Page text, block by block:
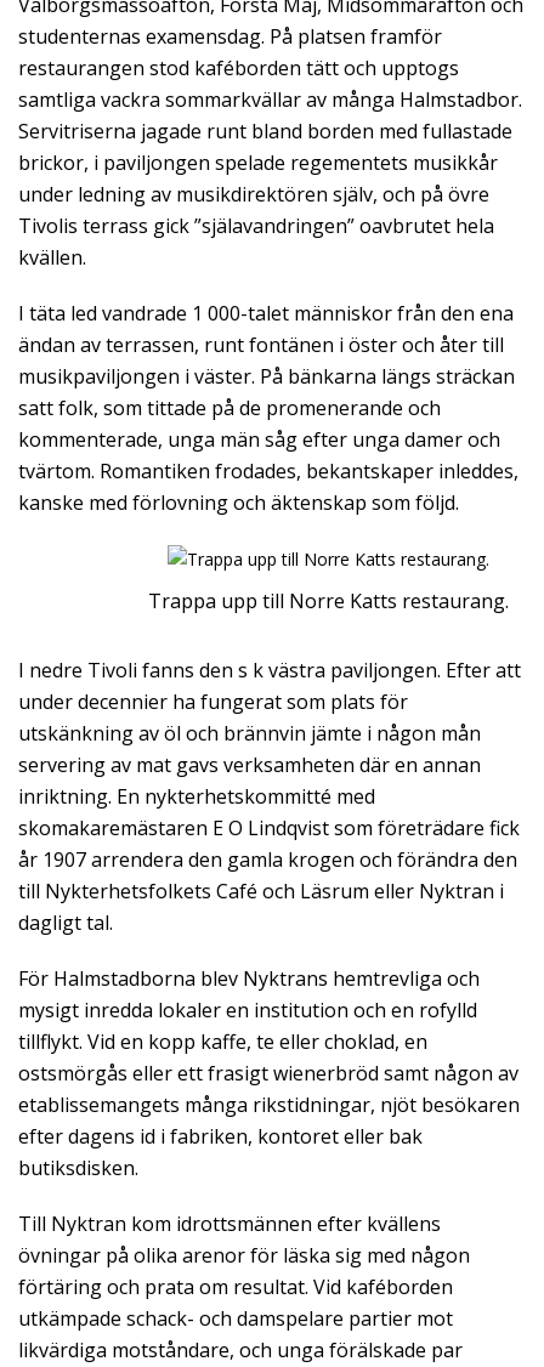
studenternas examensdag. På platsen framför
restaurangen stod kaféborden tätt och upptogs
samtliga vackra sommarkvällar av många Halmstadbor.
Servitriserna jagade runt bland borden med fullastade
brickor, i paviljongen spelade regementets musikkår
under ledning av musikdirektören själv, och på övre
Tivolis terrass gick ”själavandringen” oavbrutet hela
kvällen.
I täta led vandrade 1 000-talet människor från den ena
ändan av terrassen, runt fontänen i öster och åter till
musikpaviljongen i väster. På bänkarna längs sträckan
satt folk, som tittade på de promenerande och
kommenterade, unga män såg efter unga damer och
tvärtom. Romantiken frodades, bekantskaper inleddes,
kanske med förlovning och äktenskap som följd.
Trappa upp till Norre Katts restaurang.
I nedre Tivoli fanns den s k västra paviljongen. Efter att
under decennier ha fungerat som plats för
utskänkning av öl och brännvin jämte i någon mån
servering av mat gavs verksamheten där en annan
inriktning. En nykterhetskommitté med
skomakaremästaren E O Lindqvist som företrädare fick
år 1907 arrendera den gamla krogen och förändra den
till Nykterhetsfolkets Café och Läsrum eller Nyktran i
dagligt tal.
För Halmstadborna blev Nyktrans hemtrevliga och
mysigt inredda lokaler en institution och en rofylld
tillflykt. Vid en kopp kaffe, te eller choklad, en
ostsmörgås eller ett frasigt wienerbröd samt någon av
etablissemangets många rikstidningar, njöt besökaren
efter dagens id i fabriken, kontoret eller bak
butiksdisken.
Till Nyktran kom idrottsmännen efter kvällens
övningar på olika arenor för läska sig med någon
förtäring och prata om resultat. Vid kaféborden
utkämpade schack- och damspelare partier mot
likvärdiga motståndare, och unga förälskade par